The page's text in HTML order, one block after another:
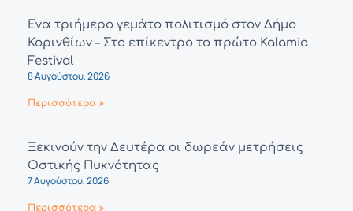
Ένα τριήμερο γεμάτο πολιτισμό στον Δήμο
Κορινθίων – Στο επίκεντρο το πρώτο Kalamia
Festival
8 Αυγούστου, 2026
Περισσότερα »
Ξεκινούν την Δευτέρα οι δωρεάν μετρήσεις
Οστικής Πυκνότητας
7 Αυγούστου, 2026
Περισσότερα »